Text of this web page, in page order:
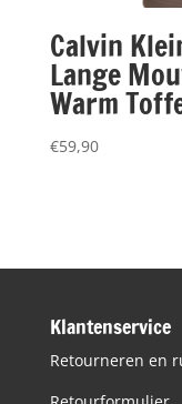
Calvin
Lange
Warm
€59,90
Klantenservice
Retourneren en